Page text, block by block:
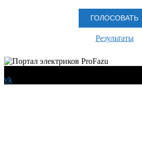
Результаты
vk